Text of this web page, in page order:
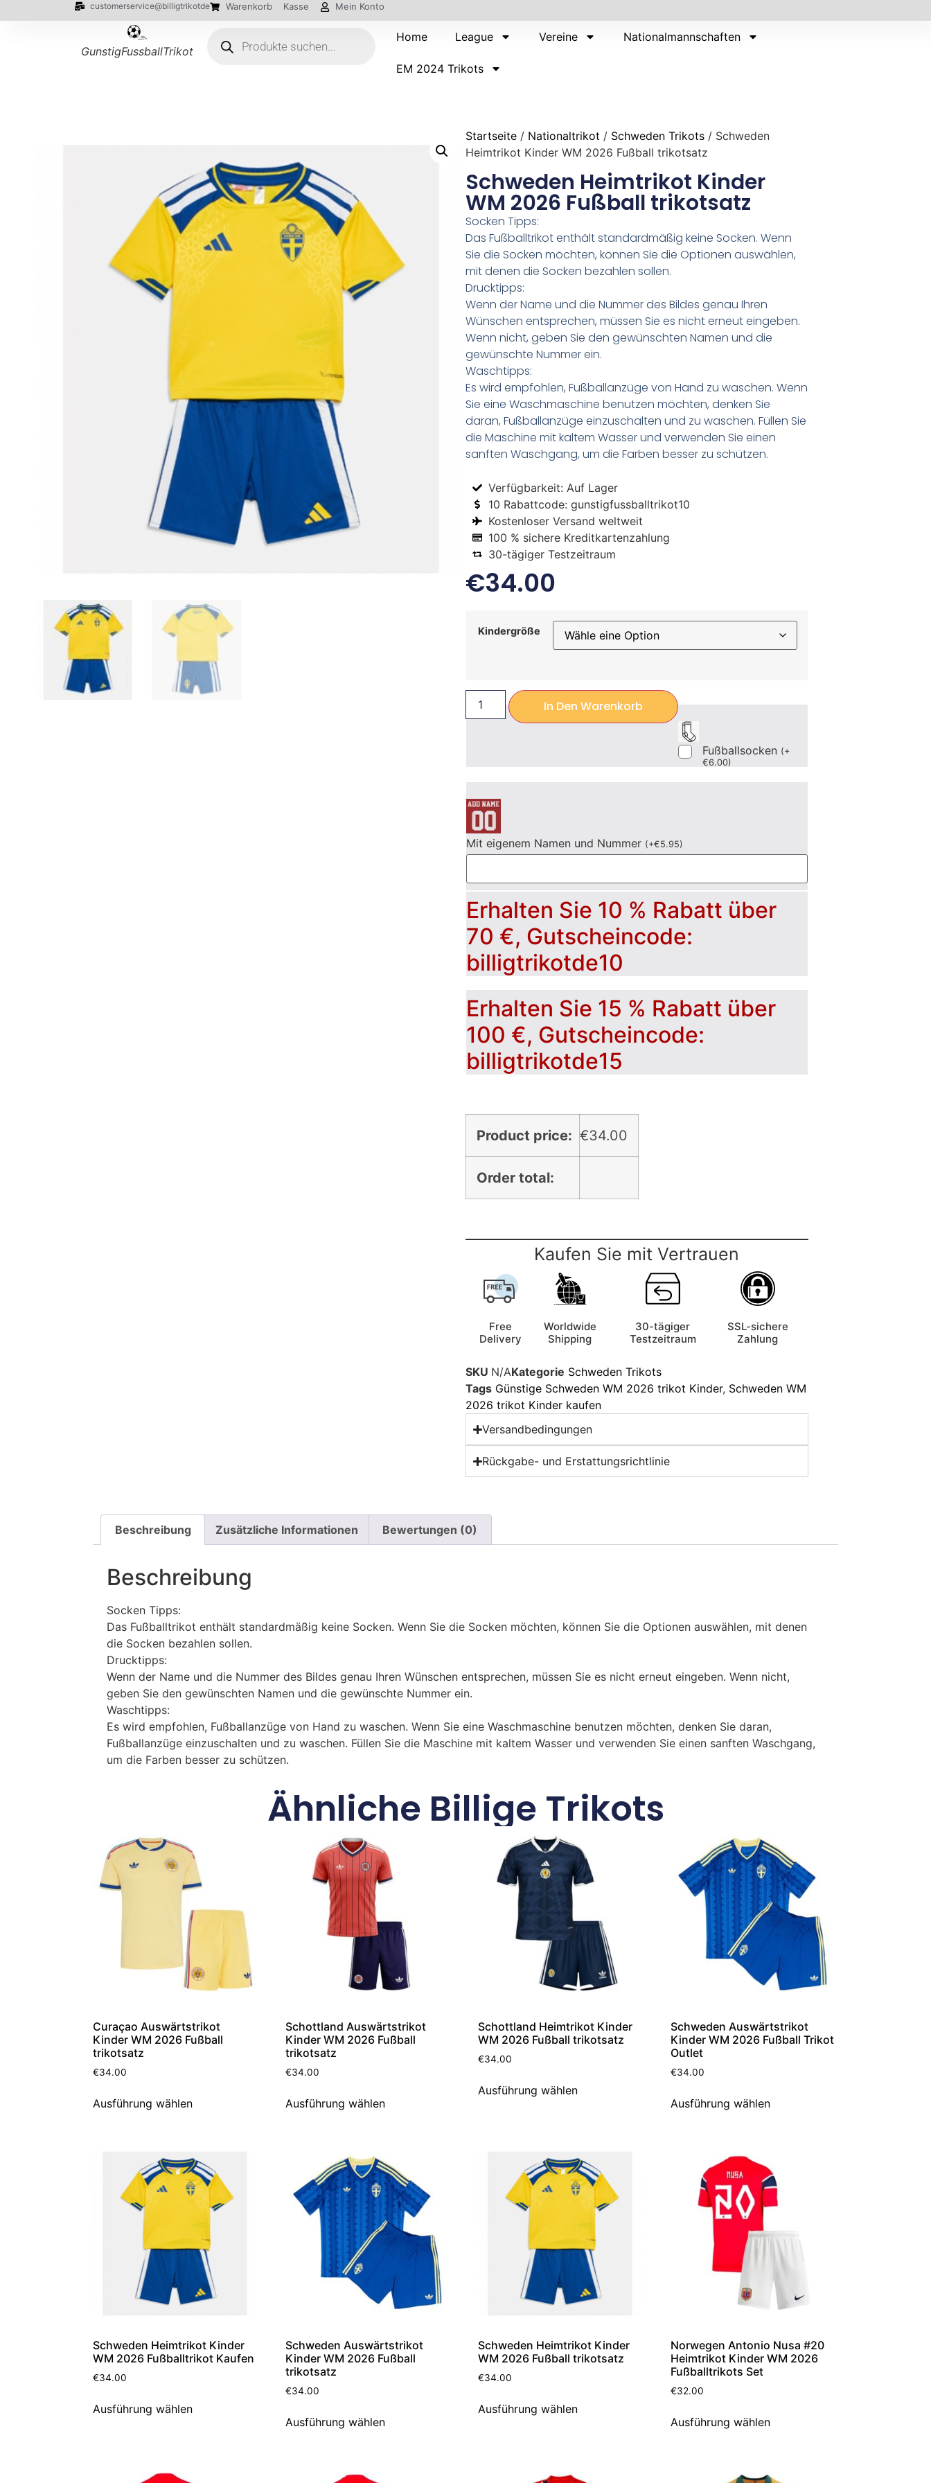
customerservice@billigtrikotde Warenkorb Kasse Mein Konto
GunstigFussballTrikot
Home League Vereine Nationalmannschaften
EM 2024 Trikots
Startseite / Nationaltrikot / Schweden Trikots / Schweden
Heimtrikot Kinder WM 2026 Fußball trikotsatz
Schweden Heimtrikot Kinder
WM 2026 Fußball trikotsatz
Socken Tipps:
Das Fußballtrikot enthält standardmäßig keine Socken. Wenn
Sie die Socken möchten, können Sie die Optionen auswählen,
mit denen die Socken bezahlen sollen.
Drucktipps:
Wenn der Name und die Nummer des Bildes genau Ihren
Wünschen entsprechen, müssen Sie es nicht erneut eingeben.
Wenn nicht, geben Sie den gewünschten Namen und die
gewünschte Nummer ein.
Waschtipps:
Es wird empfohlen, Fußballanzüge von Hand zu waschen. Wenn
Sie eine Waschmaschine benutzen möchten, denken Sie
daran, Fußballanzüge einzuschalten und zu waschen. Füllen Sie
die Maschine mit kaltem Wasser und verwenden Sie einen
sanften Waschgang, um die Farben besser zu schützen.
Verfügbarkeit: Auf Lager
10 Rabattcode: gunstigfussballtrikot10
Kostenloser Versand weltweit
100 % sichere Kreditkartenzahlung
30-tägiger Testzeitraum
€34.00
Kindergröße
In Den Warenkorb
Fußballsocken (+
€6.00)
Mit eigenem Namen und Nummer (+€5.95)
Erhalten Sie 10 % Rabatt über
70 €, Gutscheincode:
billigtrikotde10
Erhalten Sie 15 % Rabatt über
100 €, Gutscheincode:
billigtrikotde15
Product price: €34.00
Order total:
Kaufen Sie mit Vertrauen
Free
Delivery
Worldwide
Shipping
30-tägiger
Testzeitraum
SSL-sichere
Zahlung
SKU N/AKategorie Schweden Trikots
Tags Günstige Schweden WM 2026 trikot Kinder, Schweden WM
2026 trikot Kinder kaufen
Versandbedingungen
Rückgabe- und Erstattungsrichtlinie
Beschreibung Zusätzliche Informationen Bewertungen (0)
Beschreibung
Socken Tipps:
Das Fußballtrikot enthält standardmäßig keine Socken. Wenn Sie die Socken möchten, können Sie die Optionen auswählen, mit denen
die Socken bezahlen sollen.
Drucktipps:
Wenn der Name und die Nummer des Bildes genau Ihren Wünschen entsprechen, müssen Sie es nicht erneut eingeben. Wenn nicht,
geben Sie den gewünschten Namen und die gewünschte Nummer ein.
Waschtipps:
Es wird empfohlen, Fußballanzüge von Hand zu waschen. Wenn Sie eine Waschmaschine benutzen möchten, denken Sie daran,
Fußballanzüge einzuschalten und zu waschen. Füllen Sie die Maschine mit kaltem Wasser und verwenden Sie einen sanften Waschgang,
um die Farben besser zu schützen.
Ähnliche Billige Trikots
Curaçao Auswärtstrikot
Kinder WM 2026 Fußball
trikotsatz
€34.00
Ausführung wählen
Schottland Auswärtstrikot
Kinder WM 2026 Fußball
trikotsatz
€34.00
Ausführung wählen
Schottland Heimtrikot Kinder
WM 2026 Fußball trikotsatz
€34.00
Ausführung wählen
Schweden Auswärtstrikot
Kinder WM 2026 Fußball Trikot
Outlet
€34.00
Ausführung wählen
Schweden Heimtrikot Kinder
WM 2026 Fußballtrikot Kaufen
€34.00
Ausführung wählen
Schweden Auswärtstrikot
Kinder WM 2026 Fußball
trikotsatz
€34.00
Ausführung wählen
Schweden Heimtrikot Kinder
WM 2026 Fußball trikotsatz
€34.00
Ausführung wählen
Norwegen Antonio Nusa #20
Heimtrikot Kinder WM 2026
Fußballtrikots Set
€32.00
Ausführung wählen